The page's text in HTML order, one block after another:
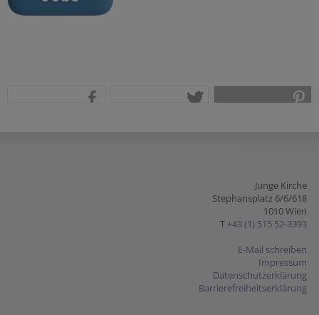
Junge Kirche
Stephansplatz 6/6/618
1010 Wien
T +43 (1) 515 52-3393
E-Mail schreiben
Impressum
Datenschutzerklärung
Barrierefreiheitserklärung